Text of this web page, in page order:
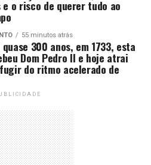
o risco de querer tudo ao
55 minutos atrás
quase 300 anos, em 1733, esta
Dom Pedro II e hoje atrai
do ritmo acelerado de